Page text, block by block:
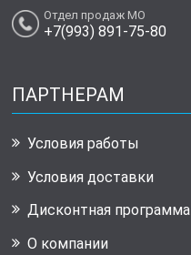
Отдел продаж МО
+7(993) 891-75-80
ПАРТНЕРАМ
Условия работы
Условия доставки
Дисконтная программа
О компании